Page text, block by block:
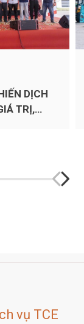
DỊCH
TRỊ,
vụ TCE